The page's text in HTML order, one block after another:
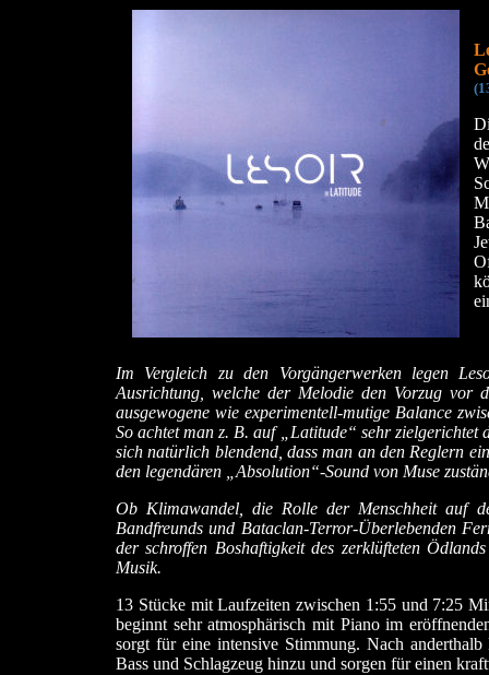
Im Vergleich zu den Vorgängerwerken legen
Ausrichtung, welche der Melodie den Vorzug vor
ausgewogene wie experimentell-mutige Balance
So achtet man z. B. auf „Latitude“ sehr
sich natürlich blendend, dass man an den Reglern
den legendären „Absolution“-Sound von Muse
Ob Klimawandel, die Rolle der Menschheit auf
Bandfreunds und Bataclan-Terror-Überlebenden
der schroffen Boshaftigkeit des zerklüfteten
Musik.
13 Stücke mit Laufzeiten zwischen 1:55 und 7:25
beginnt sehr atmosphärisch mit Piano im
sorgt für eine intensive Stimmung. Nach
Bass und Schlagzeug hinzu und sorgen für einen